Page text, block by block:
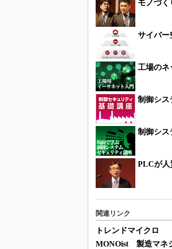
モノづく
サイバー
工場のネ
制御シス
制御シス
PLCが人
関連リンク
トレンドマイクロ
MONOist 製造マネ